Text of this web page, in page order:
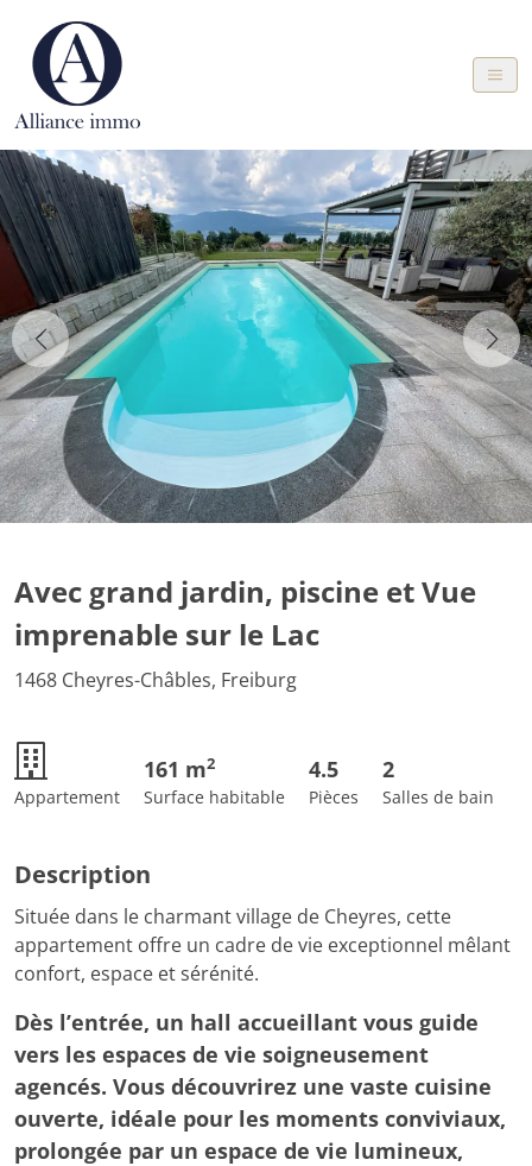
Avec grand jardin, piscine et Vue
imprenable sur le Lac
1468 Cheyres-Châbles, Freiburg
Appartement
161 m2
Surface habitable
4.5
Pièces
2
Salles de bain
Description
Située dans le charmant village de Cheyres, cette
appartement offre un cadre de vie exceptionnel mêlant
confort, espace et sérénité.
Dès l’entrée, un hall accueillant vous guide
vers les espaces de vie soigneusement
agencés. Vous découvrirez une vaste cuisine
ouverte, idéale pour les moments conviviaux,
prolongée par un espace de vie lumineux,